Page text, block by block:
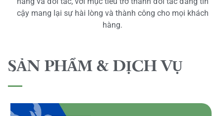
cậy mang lại sự hài lòng và thành công cho mọi khách
hàng.
SẢN PHẨM & DỊCH VỤ